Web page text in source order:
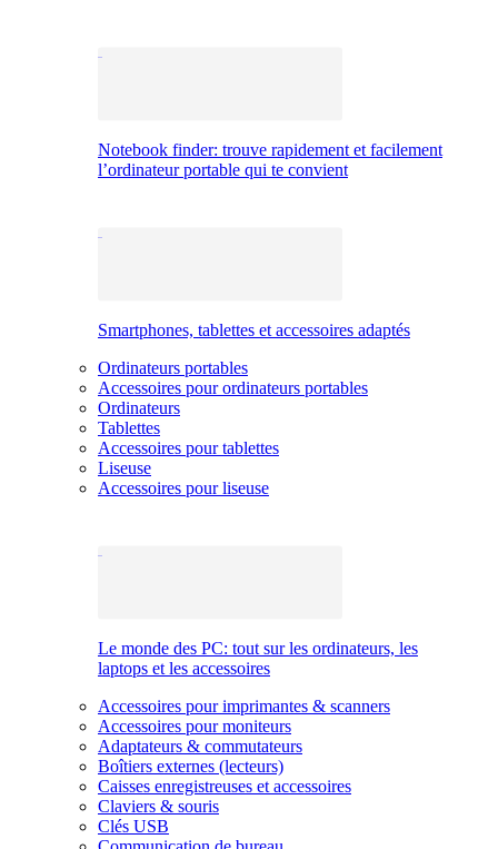
Notebook finder: trouve rapidement et facilement
l’ordinateur portable qui te convient
Smartphones, tablettes et accessoires adaptés
Ordinateurs portables
Accessoires pour ordinateurs portables
Ordinateurs
Tablettes
Accessoires pour tablettes
Liseuse
Accessoires pour liseuse
Le monde des PC: tout sur les ordinateurs, les
laptops et les accessoires
Accessoires pour imprimantes & scanners
Accessoires pour moniteurs
Adaptateurs & commutateurs
Boîtiers externes (lecteurs)
Caisses enregistreuses et accessoires
Claviers & souris
Clés USB